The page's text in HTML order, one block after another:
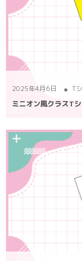
2025年4月6日 T
ミニオン風クラスT